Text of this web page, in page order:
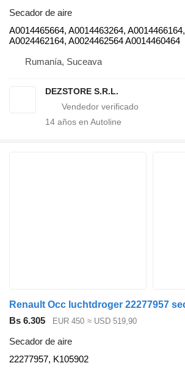
Secador de aire
A0014465664, A0014463264, A0014466164,
A0024462164, A0024462564 A0014460464
Rumanía, Suceava
DEZSTORE S.R.L.
14 años en Autoline
Bs 6.305 EUR 450 ≈ USD 519,90
Secador de aire
22277957, K105902